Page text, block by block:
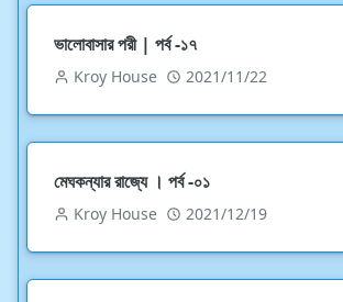
ভালোবাসার পরী | পর্ব -১৭
Kroy House 2021/11/22
মেঘকন্যার রাজ্যে । পর্ব -০১
Kroy House 2021/12/19